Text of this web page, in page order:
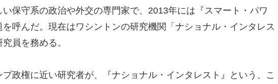
保守系の政治や外交の専門家で、2013年には『スマート・パワ
呼んだ。現在はワシントンの研究機関「ナショナル・インタレス
員を務める。
政権に近い研究者が、『ナショナル・インタレスト』という、こ